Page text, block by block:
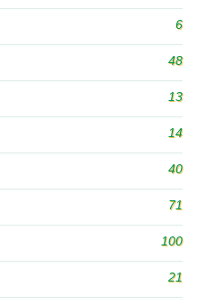
6
48
13
14
40
71
100
21